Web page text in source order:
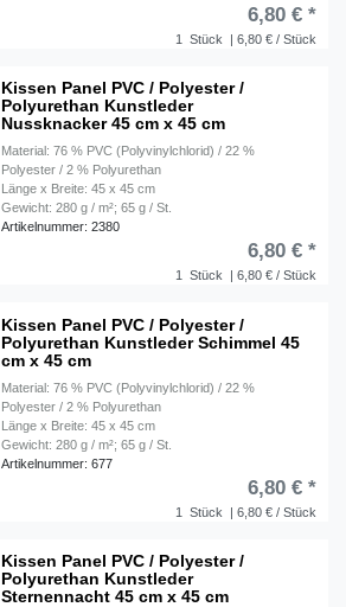
1 Stück | 6,80 € / Stück
6,80 € *
Kissen Panel PVC / Polyester /
Polyurethan Kunstleder
Nussknacker 45 cm x 45 cm
Material: 76 % PVC (Polyvinylchlorid) / 22 %
Polyester / 2 % Polyurethan
Länge x Breite: 45 x 45 cm
Gewicht: 280 g / m²; 65 g / St.
Artikelnummer: 2380
1 Stück | 6,80 € / Stück
6,80 € *
Kissen Panel PVC / Polyester /
Polyurethan Kunstleder Schimmel 45
cm x 45 cm
Material: 76 % PVC (Polyvinylchlorid) / 22 %
Polyester / 2 % Polyurethan
Länge x Breite: 45 x 45 cm
Gewicht: 280 g / m²; 65 g / St.
Artikelnummer: 677
1 Stück | 6,80 € / Stück
6,80 € *
Kissen Panel PVC / Polyester /
Polyurethan Kunstleder
Sternennacht 45 cm x 45 cm